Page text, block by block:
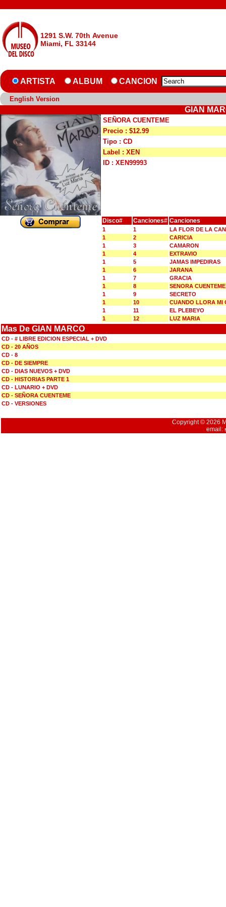
1291 S.W. 70th Avenue
Miami, FL 33144
ARTISTA ALBUM CANCION
English Version
GIAN
SEÑORA CUENTEME
Precio : $12.99
Tipo : CD
Label : XEN
ID : XEN99993
Disco# Canciones# Canciones
1 1
LA FLOR DE LA
1
2
CARICIA
1
3
CAMARON
1
4
EXTRAVIO
1
5
JAMAS IMPEDIRAS
1
6
JARANA
1
7
GRACIA
1
8
SENORA CUENTEME
1
9
SECRETO
1
10
CUANDO LLORA MI
1
11
EL PLEBEYO
1
12 LUZ MARIA
Mas De GIAN MARCO
CD - # LIBRE EDICION ESPECIAL + DVD
CD - 20 AÑOS
CD - 8
CD - DE SIEMPRE
CD - DIAS NUEVOS + DVD
CD - HISTORIAS PARTE 1
CD - LUNARIO + DVD
CD - SEÑORA CUENTEME
CD - VERSIONES
Copyright © 2026
email: